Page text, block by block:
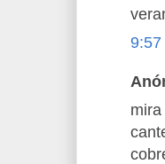
9:57